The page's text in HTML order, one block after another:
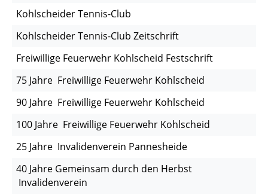
Kohlscheider Tennis-Club
Kohlscheider Tennis-Club Zeitschrift
Freiwillige Feuerwehr Kohlscheid Festschrift
75 Jahre Freiwillige Feuerwehr Kohlscheid
90 Jahre Freiwillige Feuerwehr Kohlscheid
100 Jahre Freiwillige Feuerwehr Kohlscheid
25 Jahre Invalidenverein Pannesheide
40 Jahre Gemeinsam durch den Herbst
Invalidenverein